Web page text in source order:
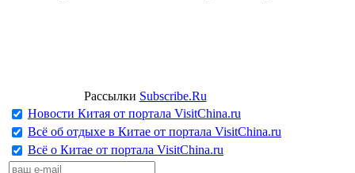
Рассылки Subscribe.Ru
Новости Китая от портала VisitChina.ru
Всё об отдыхе в Китае от портала VisitChina.ru
Всё о Китае от портала VisitChina.ru